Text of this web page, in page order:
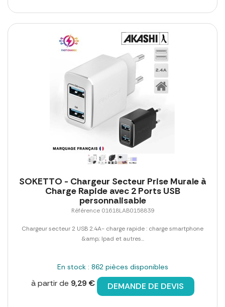
SOKETTO - Chargeur Secteur Prise Murale à
Charge Rapide avec 2 Ports USB
personnalisable
Référence 01618LAB0158839
Chargeur secteur 2 USB 2.4A- charge rapide : charge smartphone
&amp; Ipad et autres...
En stock : 862 pièces disponibles
à partir de 9,29 € DEMANDE DE DEVIS